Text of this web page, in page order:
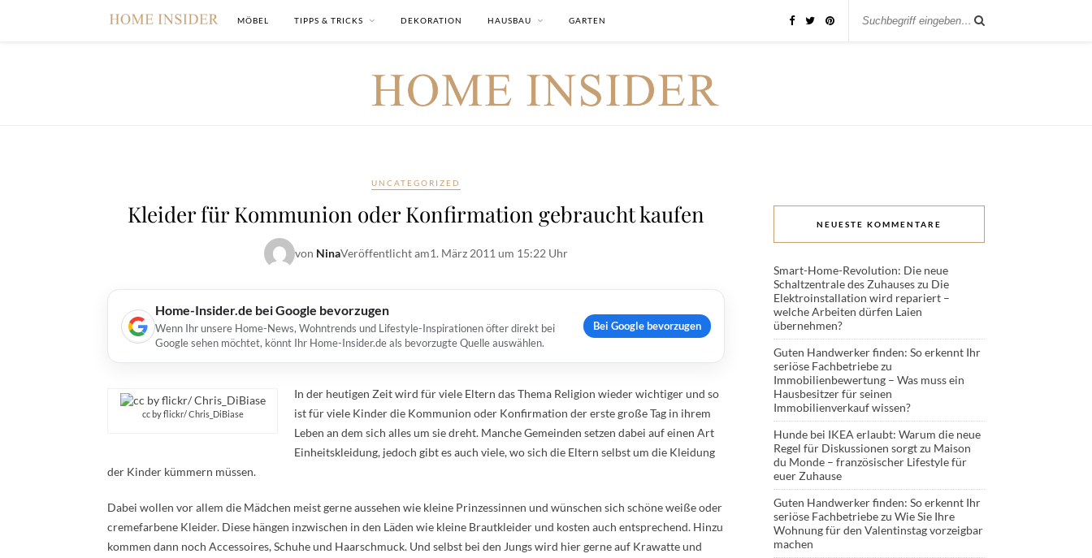
MÖBEL TIPPS & TRICKS DEKORATION HAUSBAU GARTEN
UNCATEGORIZED
Kleider für Kommunion oder Konfirmation gebraucht kaufen
von NinaVeröffentlicht am1. März 2011 um 15:22 Uhr
Home-Insider.de bei Google bevorzugen
Wenn Ihr unsere Home-News, Wohntrends und Lifestyle-Inspirationen öfter direkt bei
Google sehen möchtet, könnt Ihr Home-Insider.de als bevorzugte Quelle auswählen.
Bei Google bevorzugen
cc by flickr/ Chris_DiBiase
In der heutigen Zeit wird für viele Eltern das Thema Religion wieder wichtiger und so
ist für viele Kinder die Kommunion oder Konfirmation der erste große Tag in ihrem
Leben an dem sich alles um sie dreht. Manche Gemeinden setzen dabei auf einen Art
Einheitskleidung, jedoch gibt es auch viele, wo sich die Eltern selbst um die Kleidung
der Kinder kümmern müssen.
Dabei wollen vor allem die Mädchen meist gerne aussehen wie kleine Prinzessinnen und wünschen sich schöne weiße oder
cremefarbene Kleider. Diese hängen inzwischen in den Läden wie kleine Brautkleider und kosten auch entsprechend. Hinzu
kommen dann noch Accessoires, Schuhe und Haarschmuck. Und selbst bei den Jungs wird hier gerne auf Krawatte und
NEUESTE KOMMENTARE
Smart-Home-Revolution: Die neue
Schaltzentrale des Zuhauseszu Die
Elektroinstallation wird repariert –
welche Arbeiten dürfen Laien
übernehmen?
Guten Handwerker finden: So erkennt Ihr
seriöse Fachbetriebezu
Immobilienbewertung – Was muss ein
Hausbesitzer für seinen
Immobilienverkauf wissen?
Hunde bei IKEA erlaubt: Warum die neue
Regel für Diskussionen sorgtzu Maison
du Monde – französischer Lifestyle für
euer Zuhause
Guten Handwerker finden: So erkennt Ihr
seriöse Fachbetriebezu Wie Sie Ihre
Wohnung für den Valentinstag vorzeigbar
machen